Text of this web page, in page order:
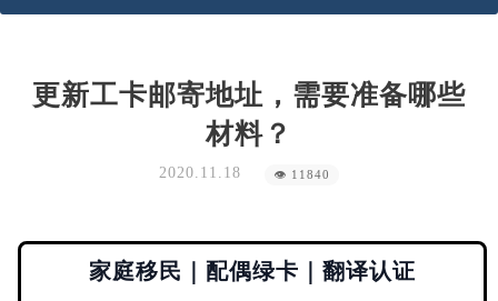
更新工卡邮寄地址，需要准备哪些
材料？
2020.11.18 👁 11840
家庭移民｜配偶绿卡｜翻译认证